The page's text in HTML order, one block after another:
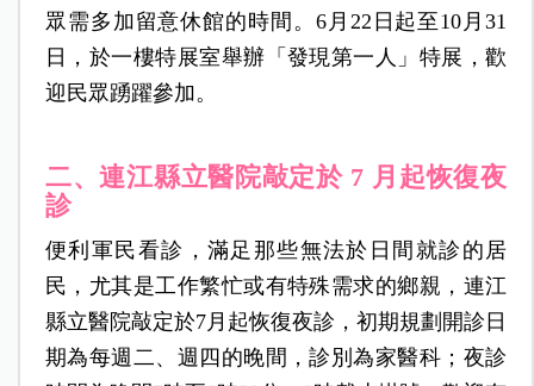
眾需多加留意休館的時間。6月22日起至10月31
日，於一樓特展室舉辦「發現第一人」特展，歡
迎民眾踴躍參加。
二、連江縣立醫院敲定於 7 月起恢復夜
診
便利軍民看診，滿足那些無法於日間就診的居
民，尤其是工作繁忙或有特殊需求的鄉親，連江
縣立醫院敲定於7月起恢復夜診，初期規劃開診日
期為每週二、週四的晚間，診別為家醫科；夜診